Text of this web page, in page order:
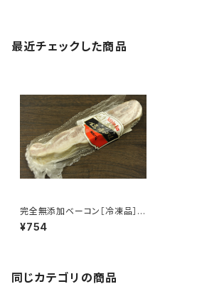
最近チェックした商品
完全無添加ベーコン［冷凍品］
【和広産業株式会社】
¥754
同じカテゴリの商品